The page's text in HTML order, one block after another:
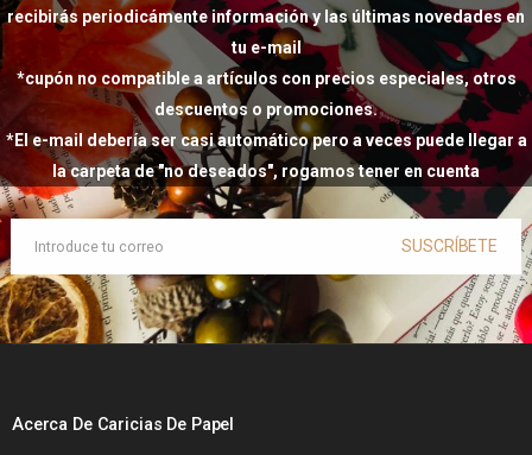
recibirás periodicámente información y las últimas novedades en
tu e-mail
*cupón no compatible a artículos con precios especiales, otros
descuentos o promociones.
*El e-mail debería ser casi automático pero a veces puede llegar a
la carpeta de "no deseados", rogamos tener en cuenta
SUSCRÍBETE
Acerca De Caricias De Papel